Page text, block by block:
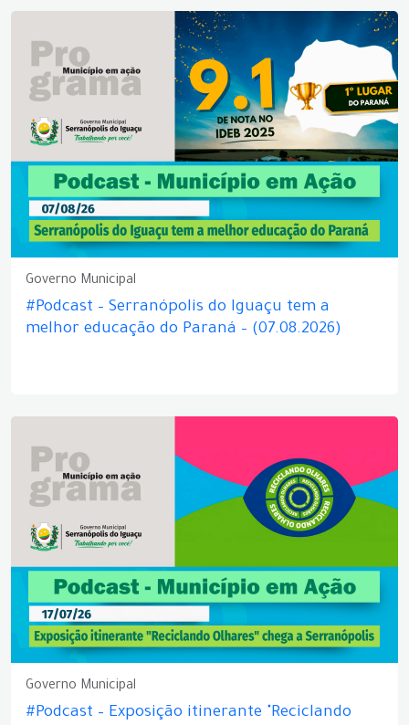
Governo Municipal
#Podcast – Serranópolis do Iguaçu tem a
melhor educação do Paraná – (07.08.2026)
Governo Municipal
#Podcast – Exposição itinerante "Reciclando